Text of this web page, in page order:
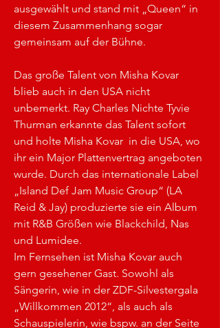
ausgewählt und stand mit „Queen“ in
diesem Zusammenhang sogar
gemeinsam auf der Bühne.
Das große Talent von Misha Kovar
blieb auch in den USA nicht
unbemerkt. Ray Charles Nichte Tyvie
Thurman erkannte das Talent sofort
und holte Misha Kovar  in die USA, wo
ihr ein Major Plattenvertrag angeboten
wurde. Durch das internationale Label
„Island Def Jam Music Group“ (LA
Reid & Jay) produzierte sie ein Album
mit R&B Größen wie Blackchild, Nas
und Lumidee.
Im Fernsehen ist Misha Kovar auch
gern gesehener Gast. Sowohl als
Sängerin, wie in der ZDF-Silvestergala
„Willkommen 2012“, als auch als
Schauspielerin, wie bspw. an der Seite